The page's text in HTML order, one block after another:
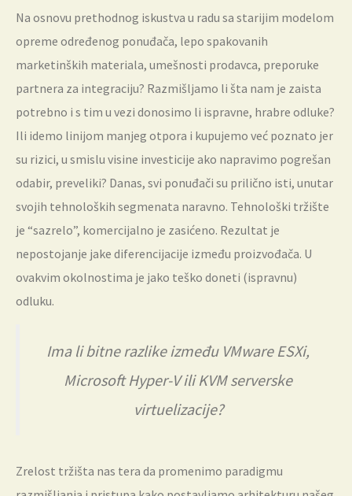
Na osnovu prethodnog iskustva u radu sa starijim modelom
opreme određenog ponuđača, lepo spakovanih
marketinških materiala, umešnosti prodavca, preporuke
partnera za integraciju? Razmišljamo li šta nam je zaista
potrebno i s tim u vezi donosimo li ispravne, hrabre odluke?
Ili idemo linijom manjeg otpora i kupujemo već poznato jer
su rizici, u smislu visine investicije ako napravimo pogrešan
odabir, preveliki? Danas, svi ponuđači su prilično isti, unutar
svojih tehnoloških segmenata naravno. Tehnološki tržište
je “sazrelo”, komercijalno je zasićeno. Rezultat je
nepostojanje jake diferencijacije između proizvođača. U
ovakvim okolnostima je jako teško doneti (ispravnu)
odluku.
Ima li bitne razlike između VMware ESXi,
Microsoft Hyper-V ili KVM serverske
virtuelizacije?
Zrelost tržišta nas tera da promenimo paradigmu